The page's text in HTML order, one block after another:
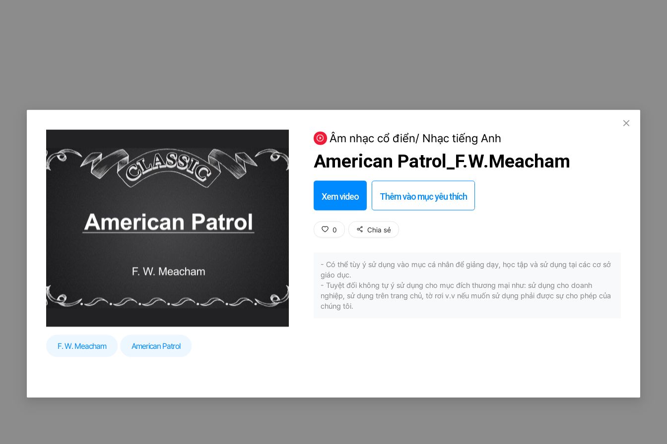
Âm nhạc cổ điển/ Nhạc tiếng Anh
American Patrol_F.W.Meacham
Xem video Thêm vào mục yêu thích
0 Chia sẻ
- Có thể tùy ý sử dụng vào mục cá nhân để giảng dạy, học tập và sử dụng tại các cơ sở
giáo dục.
- Tuyệt đối không tự ý sử dụng cho mục đích thương mại như: sử dụng cho doanh
nghiệp, sử dụng trên trang chủ, tờ rơi v.v nếu muốn sử dụng phải được sự cho phép của
chúng tôi.
F. W. Meacham American Patrol